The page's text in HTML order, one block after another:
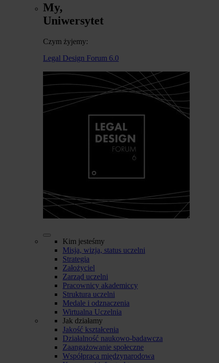
My,
Uniwersytet
Czym żyjemy:
Legal Design Forum 6.0
Kim jesteśmy
Misja, wizja, status uczelni
Strategia
Założyciel
Zarząd uczelni
Pracownicy akademiccy
Struktura uczelni
Medale i odznaczenia
Wirtualna Uczelnia
Jak działamy
Jakość kształcenia
Działalność naukowo-badawcza
Zaangażowanie społeczne
Współpraca międzynarodowa